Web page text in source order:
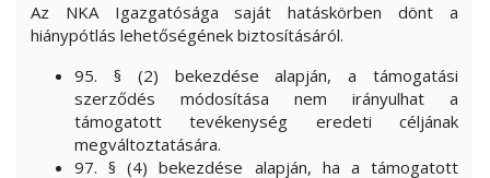
Az NKA Igazgatósága saját hatáskörben dönt a
hiánypótlás lehetőségének biztosításáról.
95. § (2) bekezdése alapján, a támogatási
szerződés módosítása nem irányulhat a
támogatott tevékenység eredeti céljának
megváltoztatására.
97. § (4) bekezdése alapján, ha a támogatott